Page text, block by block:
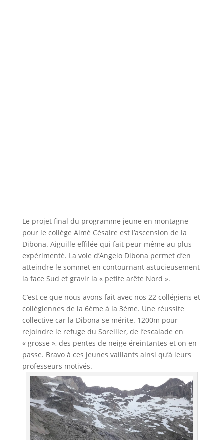
Le projet final du programme jeune en montagne
pour le collège Aimé Césaire est l’ascension de la
Dibona. Aiguille effilée qui fait peur même au plus
expérimenté. La voie d’Angelo Dibona permet d’en
atteindre le sommet en contournant astucieusement
la face Sud et gravir la « petite arête Nord ».
C’est ce que nous avons fait avec nos 22 collégiens et
collégiennes de la 6ème à la 3ème. Une réussite
collective car la Dibona se mérite. 1200m pour
rejoindre le refuge du Soreiller, de l’escalade en
« grosse », des pentes de neige éreintantes et on en
passe. Bravo à ces jeunes vaillants ainsi qu’à leurs
professeurs motivés.